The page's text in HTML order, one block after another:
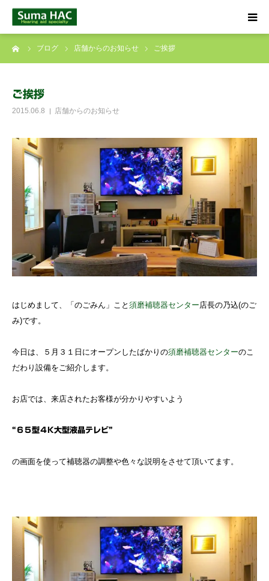
ブログ 店舗からのお知らせ ご挨拶
ご挨拶
2015.06.8 店舗からのお知らせ
はじめまして、「のごみん」こと 須磨補聴器センター 店長の乃込(のご
み)です。
今日は、５月３１日にオープンしたばかりの須磨補聴器センターのこ
だわり設備をご紹介します。
お店では、来店されたお客様が分かりやすいよう
“６５型４K大型液晶テレビ”
の画面を使って補聴器の調整や色々な説明をさせて頂いてます。
HOME
店舗のご案内
ブログ
☎ 0120-09-4133